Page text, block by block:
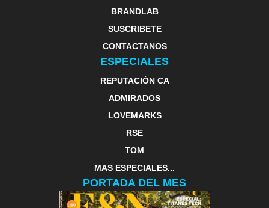
BRANDLAB
SUSCRIBETE
CONTACTANOS
ESPECIALES
REPUTACIÓN CA
ADMIRADOS
LOVEMARKS
RSE
TOM
MAS ESPECIALES...
PORTADA DEL MES